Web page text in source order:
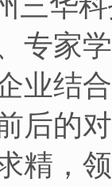
专家
业结
后的
精，